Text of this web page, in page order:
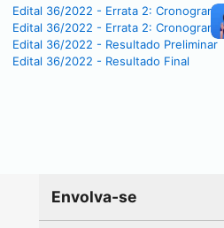
Edital 36/2022 - Errata 2: Cronograma
Edital 36/2022 - Errata 2: Cronograma
Edital 36/2022 - Resultado Preliminar
Edital 36/2022 - Resultado Final
Envolva-se